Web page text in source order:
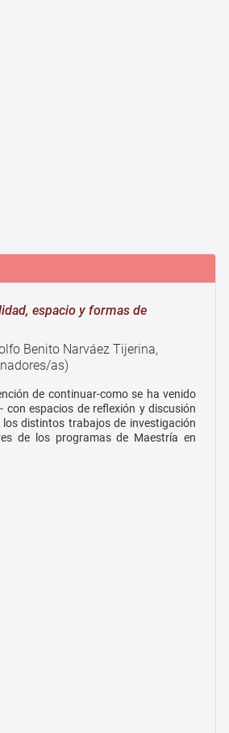
espacio y formas de
Benito Narváez Tijerina,
as)
de continuar-como se ha venido
con espacios de reflexión y discusión
distintos trabajos de investigación
de los programas de Maestría en